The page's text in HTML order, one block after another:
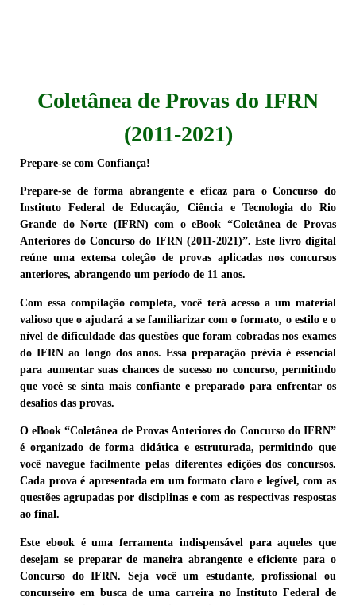
Coletânea de Provas do IFRN
(2011-2021)
Prepare-se com Confiança!
Prepare-se de forma abrangente e eficaz para o Concurso do
Instituto Federal de Educação, Ciência e Tecnologia do Rio
Grande do Norte (IFRN) com o eBook “Coletânea de Provas
Anteriores do Concurso do IFRN (2011-2021)”. Este livro digital
reúne uma extensa coleção de provas aplicadas nos concursos
anteriores, abrangendo um período de 11 anos.
Com essa compilação completa, você terá acesso a um material
valioso que o ajudará a se familiarizar com o formato, o estilo e o
nível de dificuldade das questões que foram cobradas nos exames
do IFRN ao longo dos anos. Essa preparação prévia é essencial
para aumentar suas chances de sucesso no concurso, permitindo
que você se sinta mais confiante e preparado para enfrentar os
desafios das provas.
O eBook “Coletânea de Provas Anteriores do Concurso do IFRN”
é organizado de forma didática e estruturada, permitindo que
você navegue facilmente pelas diferentes edições dos concursos.
Cada prova é apresentada em um formato claro e legível, com as
questões agrupadas por disciplinas e com as respectivas respostas
ao final.
Este ebook é uma ferramenta indispensável para aqueles que
desejam se preparar de maneira abrangente e eficiente para o
Concurso do IFRN. Seja você um estudante, profissional ou
concurseiro em busca de uma carreira no Instituto Federal de